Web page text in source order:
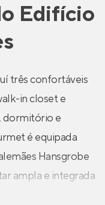
Edifício
três confortáveis
in closet e
dormitório e
é equipada
Hansgrobe
ampla e integrada